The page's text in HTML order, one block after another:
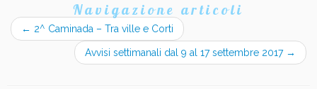
Navigazione articoli
← 2^ Caminada – Tra ville e Corti
Avvisi settimanali dal 9 al 17 settembre 2017 →